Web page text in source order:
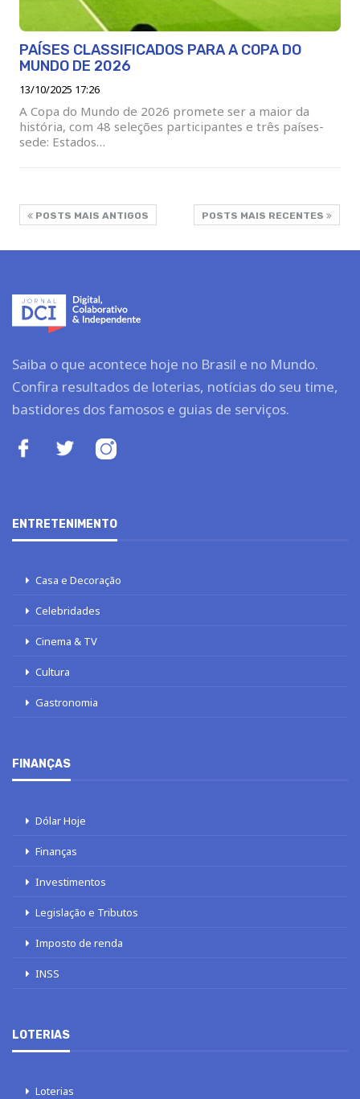
PAÍSES CLASSIFICADOS PARA A COPA DO
MUNDO DE 2026
13/10/2025 17:26
A Copa do Mundo de 2026 promete ser a maior da
história, com 48 seleções participantes e três países-
sede: Estados…
POSTS MAIS ANTIGOS POSTS MAIS RECENTES
Saiba o que acontece hoje no Brasil e no Mundo.
Confira resultados de loterias, notícias do seu time,
bastidores dos famosos e guias de serviços.
ENTRETENIMENTO
Casa e Decoração
Celebridades
Cinema & TV
Cultura
Gastronomia
FINANÇAS
Dólar Hoje
Finanças
Investimentos
Legislação e Tributos
Imposto de renda
INSS
LOTERIAS
Loterias